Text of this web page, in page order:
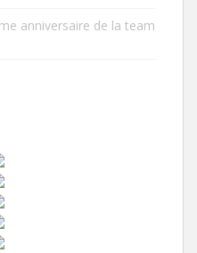
anniversaire de la team